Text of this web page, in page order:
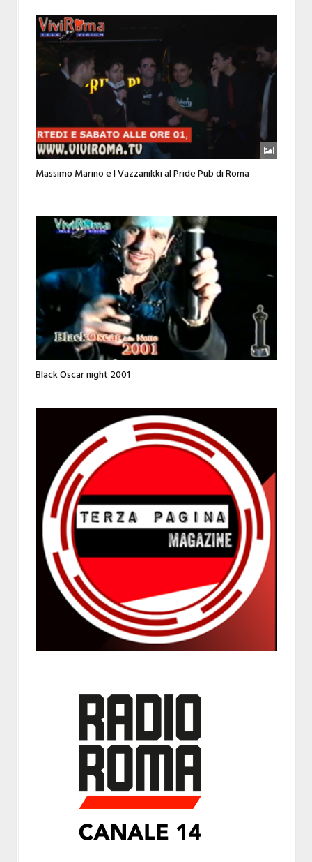
Massimo Marino e I Vazzanikki al Pride Pub di Roma
Black Oscar night 2001